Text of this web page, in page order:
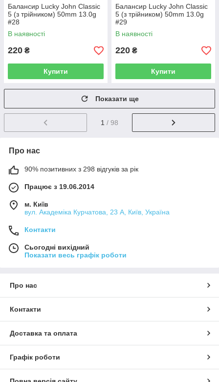
Балансир Lucky John Classic
5 (з трійником) 50mm 13.0g
#28
В наявності
220 ₴
Купити
Балансир Lucky John Classic
5 (з трійником) 50mm 13.0g
#29
В наявності
220 ₴
Купити
Показати ще
1 / 98
Про нас
90% позитивних з 298 відгуків за рік
Працює з 19.06.2014
м. Київ
вул. Академіка Курчатова, 23 А, Київ, Україна
Контакти
Сьогодні вихідний
Показати весь графік роботи
Про нас
Контакти
Доставка та оплата
Графік роботи